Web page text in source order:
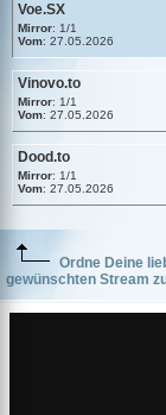
Voe.SX
Mirror: 1/1
Vom: 27.05.2026
Vinovo.to
Mirror: 1/1
Vom: 27.05.2026
Dood.to
Mirror: 1/1
Vom: 27.05.2026
Ordne Deine
gewünschten Stream